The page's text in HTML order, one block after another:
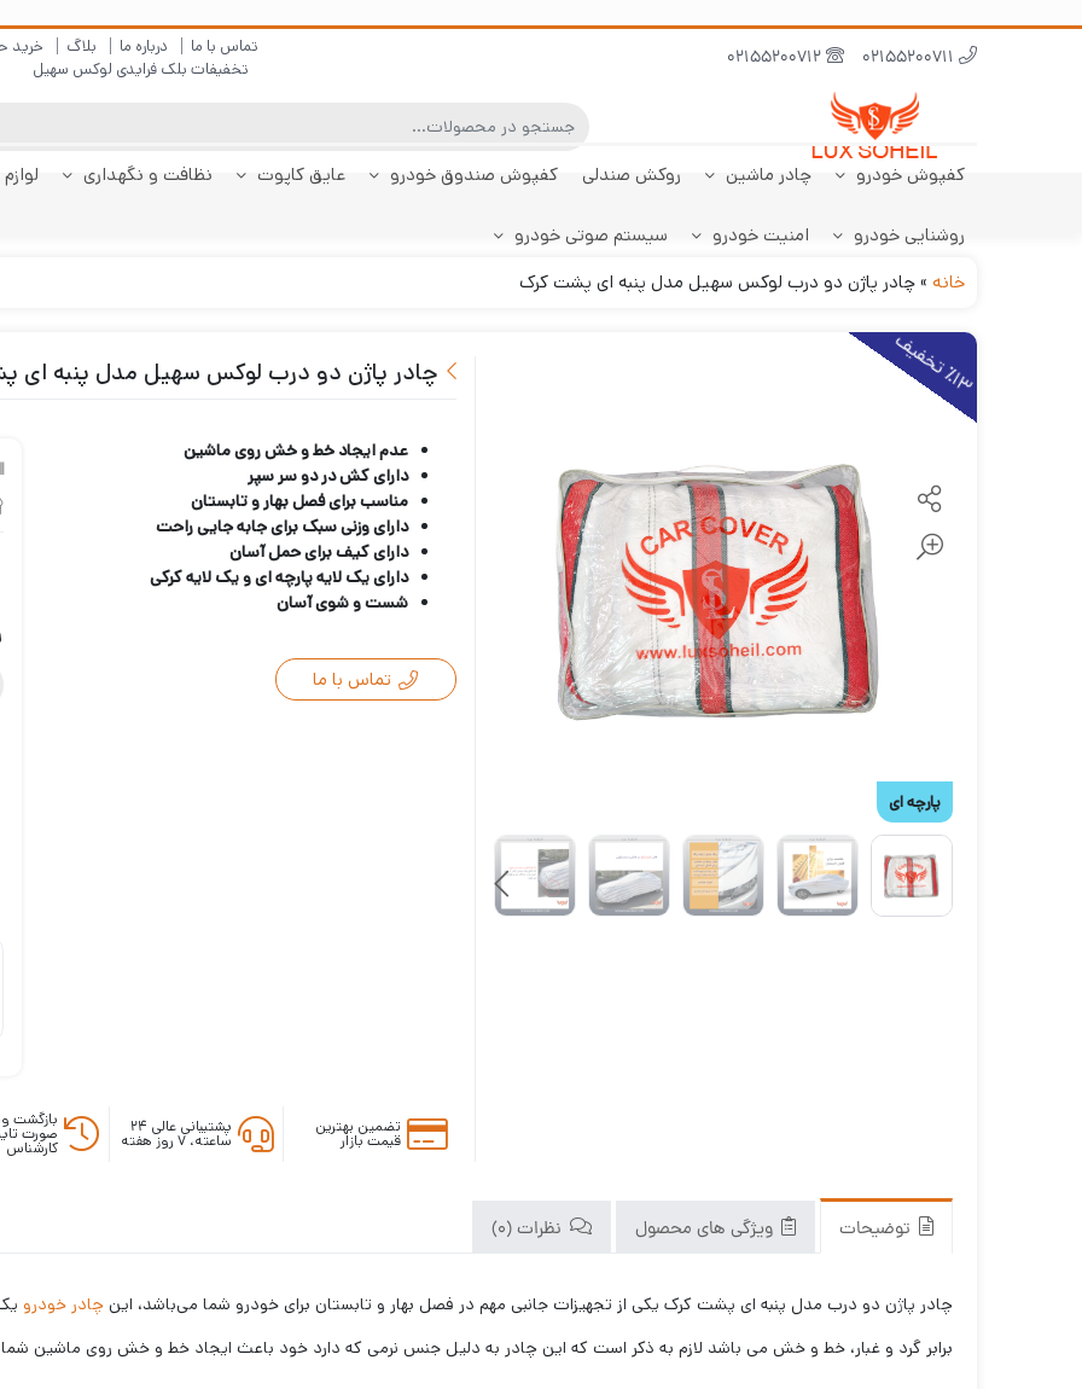
تماس با ما درباره ما بلاگ خرید
تخفیفات بلک فرایدی لوکس سهیل
کفپوش خودرو
کفپوش پژو 206
هاچبک
صندوقدار
چادر ماشین
چادر تارا چادر دنا
روکش صندلی کفپوش صندوق خودرو
کفپوش صندوق تارا کفپوش صندوق دنا
عایق کاپوت نظافت و نگهداری
ابر نانو پولیش بدنه
سنسور دنده عقب
خودرو
روشنایی خودرو امنیت خودرو سیستم صوتی خودرو
خانه »چادر پاژن دو درب لوکس سهیل مدل پنبه ای پشت کرک
٪1
3
ت
خ
ف
یف
پارچه ای
چادر پاژن دو درب لوکس سهیل مدل پنبه ای
عدم ایجاد خط و خش روی ماشین
دارای کش در دو سر سپر
مناسب برای فصل بهار و تابستان
دارای وزنی سبک برای جابه جایی راحت
دارای کیف برای حمل آسان
دارای یک لایه پارچه ای و یک لایه کرکی
شست و شوی آسان
تماس با ما
تضمین بهترین
قیمت بازار
پشتیبانی عالی ۲۴
ساعته، ۷ روز هفته
بازگشت
صورت
کارشناس
توضیحات ویژگی های محصول نظرات (0)
چادر پاژن دو درب مدل پنبه ای پشت کرک یکی از تجهیزات جانبی مهم در فصل بهار و تابستان برای خودرو شما می‌باشد، این چادر خودرو
برابر گرد و غبار، خط و خش می باشد لازم به ذکر است که این چادر به دلیل جنس نرمی که دارد خود باعث ایجاد خط و خش روی ماشین شما